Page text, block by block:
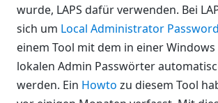
wurde, LAPS dafür verwenden. Bei
sich um Local Administrator
einem Tool mit dem in einer
lokalen Admin Passwörter
werden. Ein Howto zu diesem Tool